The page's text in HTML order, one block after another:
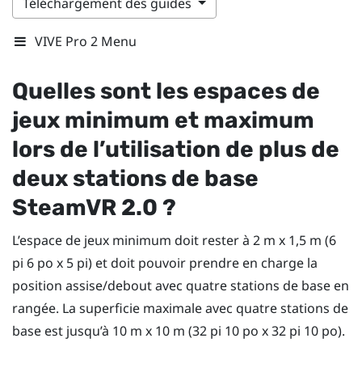
VIVE Pro 2 Menu
Quelles sont les espaces de
jeux minimum et maximum
lors de l’utilisation de plus de
deux stations de base
SteamVR 2.0 ?
L’espace de jeux minimum doit rester à 2 m x 1,5 m (6
pi 6 po x 5 pi) et doit pouvoir prendre en charge la
position assise/debout avec quatre stations de base en
rangée. La superficie maximale avec quatre stations de
base est jusqu’à 10 m x 10 m (32 pi 10 po x 32 pi 10 po).